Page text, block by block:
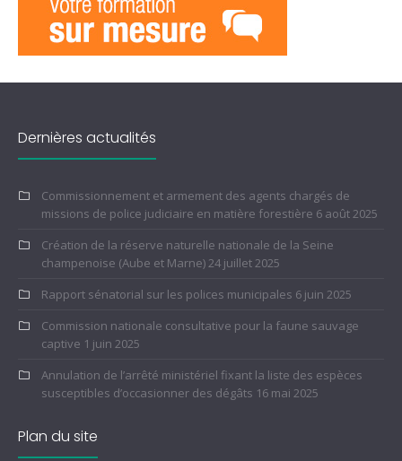
Dernières actualités
Commissionnement et armement des agents chargés de
missions de police judiciaire en matière forestière 6 août 2025
Création de la réserve naturelle nationale de la Seine
champenoise (Aube et Marne)24 juillet 2025
Rapport sénatorial sur les polices municipales 6 juin 2025
Commission nationale consultative pour la faune sauvage
captive 1 juin 2025
Annulation de l’arrêté ministériel fixant la liste des espèces
susceptibles d’occasionner des dégâts 16 mai 2025
Plan du site